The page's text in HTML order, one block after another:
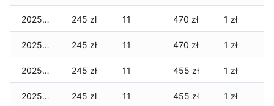
2025-03-21 245 zł 11 470 zł 1 zł
2025-03-20 245 zł 11 470 zł 1 zł
2025-03-19 245 zł 11 455 zł 1 zł
2025-03-18 245 zł 11 455 zł 1 zł